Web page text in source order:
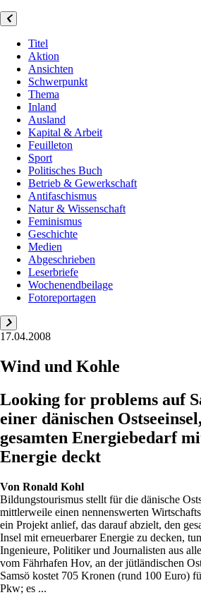
Titel
Aktion
Ansichten
Schwerpunkt
Thema
Inland
Ausland
Kapital & Arbeit
Feuilleton
Sport
Politisches Buch
Betrieb & Gewerkschaft
Antifaschismus
Natur & Wissenschaft
Feminismus
Geschichte
Medien
Abgeschrieben
Leserbriefe
Wochenendbeilage
Fotoreportagen
17.04.2008
Wind und Kohle
Looking for problems auf
einer dänischen
gesamten Energiebedarf
Energie deckt
Von Ronald Kohl
Bildungstourismus stellt für die dänische
mittlerweile einen nennenswerten
ein Projekt anlief, das darauf abzielt, den
Insel mit erneuerbarer Energie zu decken,
Ingenieure, Politiker und Journalisten aus
vom Fährhafen Hov, an der jütländischen
Samsö kostet 705 Kronen (rund 100 Euro)
Pkw; es ...